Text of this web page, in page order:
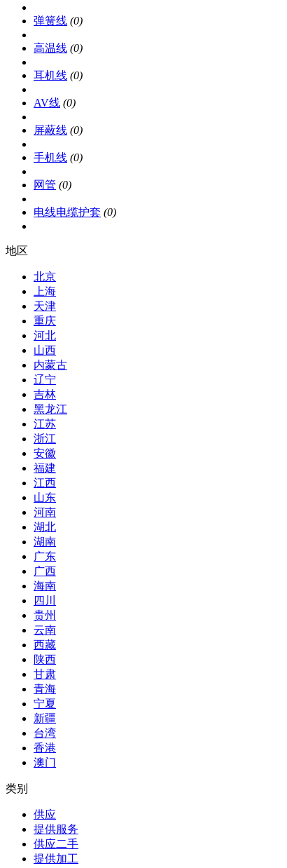
弹簧线 (0)
高温线 (0)
耳机线 (0)
AV线 (0)
屏蔽线 (0)
手机线 (0)
网管 (0)
电线电缆护套 (0)
地区
北京
上海
天津
重庆
河北
山西
内蒙古
辽宁
吉林
黑龙江
江苏
浙江
安徽
福建
江西
山东
河南
湖北
湖南
广东
广西
海南
四川
贵州
云南
西藏
陕西
甘肃
青海
宁夏
新疆
台湾
香港
澳门
类别
供应
提供服务
供应二手
提供加工